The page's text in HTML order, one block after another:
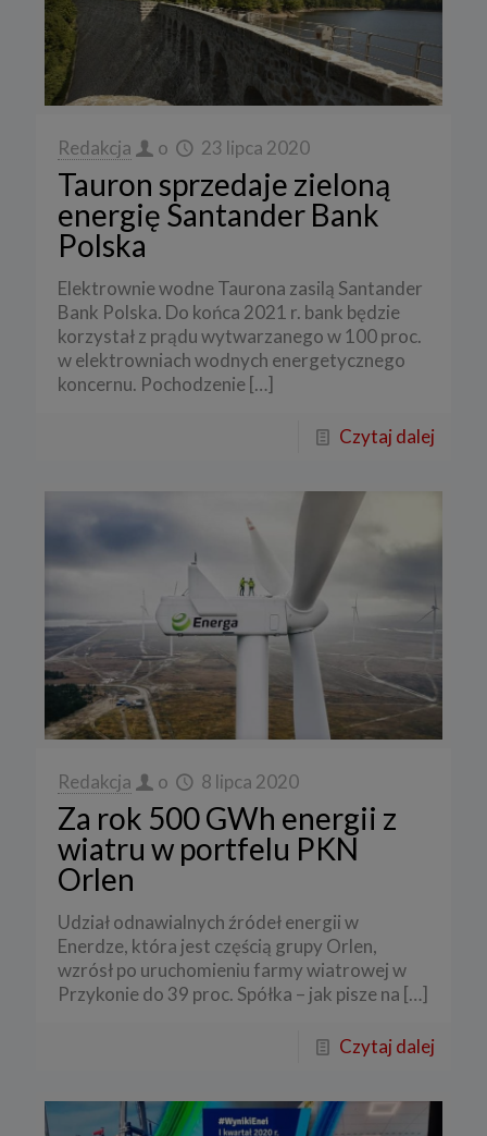
Redakcja o 23 lipca 2020
Tauron sprzedaje zieloną
energię Santander Bank
Polska
Elektrownie wodne Taurona zasilą Santander
Bank Polska. Do końca 2021 r. bank będzie
korzystał z prądu wytwarzanego w 100 proc.
w elektrowniach wodnych energetycznego
koncernu. Pochodzenie[…]
Czytaj dalej
Redakcja o 8 lipca 2020
Za rok 500 GWh energii z
wiatru w portfelu PKN
Orlen
Udział odnawialnych źródeł energii w
Enerdze, która jest częścią grupy Orlen,
wzrósł po uruchomieniu farmy wiatrowej w
Przykonie do 39 proc. Spółka – jak pisze na […]
Czytaj dalej